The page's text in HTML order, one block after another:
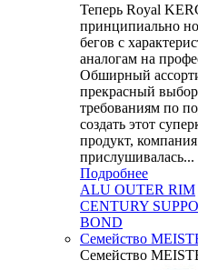
Теперь Royal
принципиально
бегов с
аналогам на
Обширный
прекрасный
требованиям по
создать этот
продукт,
прислушивалась...
Подробнее
ALU OUTER RIM
CENTURY
BOND
Семейство
Семейство